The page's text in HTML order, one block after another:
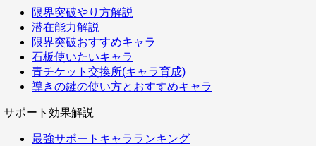
限界突破やり方解説
潜在能力解説
限界突破おすすめキャラ
石板使いたいキャラ
青チケット交換所(キャラ育成)
導きの鍵の使い方とおすすめキャラ
サポート効果解説
最強サポートキャラランキング